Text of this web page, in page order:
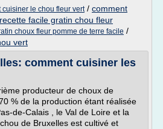
cuisiner le chou fleur vert/ comment
recette facile gratin chou fleur
choux fleur pomme de terre facile /
vert
comment cuisiner les
producteur de choux de
% de la production étant réalisée
de-Calais , le Val de Loire et la
de Bruxelles est cultivé et